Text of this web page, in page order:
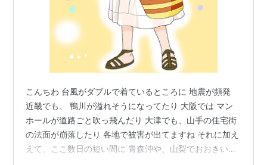
こんちわ 台風がダブルで着ているところに 地震が頻発
近畿でも、 鴨川が溢れそうになってたり 大阪では マン
ホールが道路ごと吹っ飛んだり 大津でも、山手の住宅街
の法面が崩落したり 各地で被害が出てますね それに加え
えて、ここ数日の短い間に 青森沖や、山梨でおおきい地